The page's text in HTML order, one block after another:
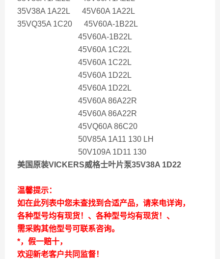
35V38A 1A22L 45V60A 1A22L
35VQ35A 1C20 45V60A-1B22L
45V60A-1B22L
45V60A 1C22L
45V60A 1C22L
45V60A 1D22L
45V60A 1D22L
45V60A 86A22R
45V60A 86A22R
45VQ60A 86C20
50V85A 1A11 130 LH
50V109A 1D11 130
美国原装VICKERS威格士叶片泵35V38A 1D22
温馨提示：
如在此列表中您未查找到合适产品，请来电详询，
各种型号均有现货！、各种型号均有现货！、
需采购其他型号可联系咨询。
*，假一赔十，
欢迎新老客户共同监督！